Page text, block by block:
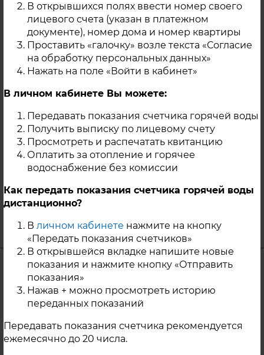
В открывшихся полях ввести номер своего
лицевого счета (указан в платежном
документе), номер дома и номер квартиры
Проставить «галочку» возле текста «Согласие
на обработку персональных данных»
Нажать на поле «Войти в кабинет»
В личном кабинете Вы можете:
Передавать показания счетчика горячей воды
Получить выписку по лицевому счету
Просмотреть и распечатать квитанцию
Оплатить за отопление и горячее
водоснабжение без комиссии
Как передать показания счетчика горячей воды
дистанционно?
В личном кабинете нажмите на кнопку
«Передать показания счетчиков»
В открывшейся вкладке напишите новые
показания и нажмите кнопку «Отправить
показания»
Нажав + можно просмотреть историю
переданных показаний
Передавать показания счетчика рекомендуется
ежемесячно до 20 числа.
гидравлические потери водяных
тепловых сетей контура теплоснабжения
котельной; 27.05.2025 — испытания на
тепловые потери водяных тепловых сетей
контура теплоснабжения котельной;
на прочность и плотность магистральных
окончания отопительного периода 2024-
2025 гг. В связи с чем с 26.05.2025г.
горячее водоснабжение потребителей
будет временно приостановлено до
14 Мая 2025
г. Касли
Уважаемые жители с. Миасское
Красноармейского района!
ООО «Перспектива» планирует провести
от МКЭУ ООО «Перспектива»,